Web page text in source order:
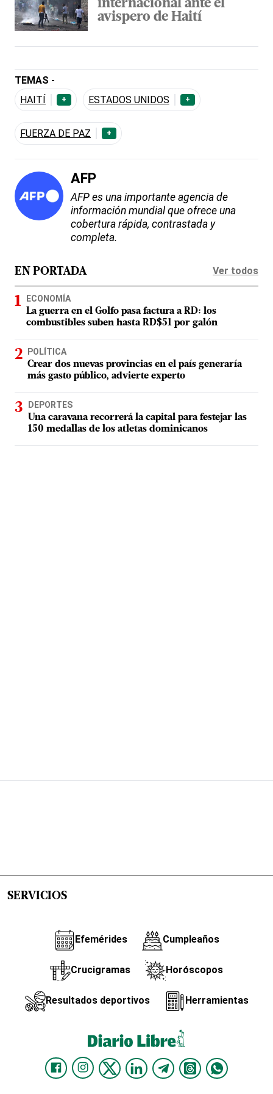
internacional ante el
avispero de Haití
TEMAS -
HAITÍ
+ ESTADOS UNIDOS +
FUERZA DE PAZ +
AFP
AFP es una importante agencia de
información mundial que ofrece una
cobertura rápida, contrastada y
completa.
EN PORTADA Ver todos
ECONOMÍA
La guerra en el Golfo pasa factura a RD: los
combustibles suben hasta RD$51 por galón
POLÍTICA
Crear dos nuevas provincias en el país generaría
más gasto público, advierte experto
DEPORTES
Una caravana recorrerá la capital para festejar las
150 medallas de los atletas dominicanos
SERVICIOS
Efemérides Cumpleaños
Crucigramas Horóscopos
Resultados deportivos Herramientas